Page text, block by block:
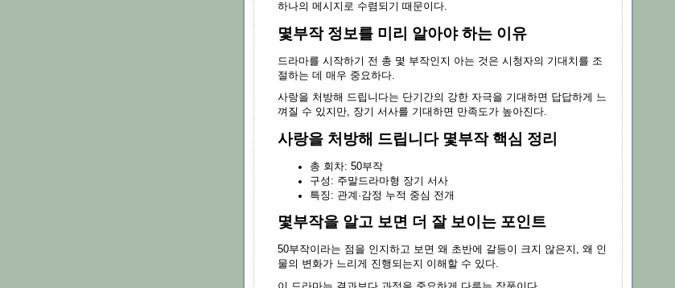
하나의 메시지로 수렴되기 때문이다.
몇부작 정보를 미리 알아야 하는 이유
드라마를 시작하기 전 총 몇 부작인지 아는 것은 시청자의 기대치를 조
절하는 데 매우 중요하다.
사랑을 처방해 드립니다는 단기간의 강한 자극을 기대하면 답답하게 느
껴질 수 있지만, 장기 서사를 기대하면 만족도가 높아진다.
사랑을 처방해 드립니다 몇부작 핵심 정리
총 회차: 50부작
구성: 주말드라마형 장기 서사
특징: 관계·감정 누적 중심 전개
몇부작을 알고 보면 더 잘 보이는 포인트
50부작이라는 점을 인지하고 보면 왜 초반에 갈등이 크지 않은지, 왜 인
물의 변화가 느리게 진행되는지 이해할 수 있다.